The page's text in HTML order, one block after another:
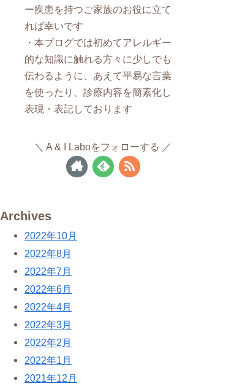
ー疾患を持つご家族のお役に立て
れば幸いです
・本ブログでは初めてアレルギー
的な知識に触れる方々に少しでも
伝わるように、あえて平易な言葉
を使ったり、診療内容を簡素化し
表現・表記しております
A & I Laboをフォローする
Archives
2022年10月
2022年8月
2022年7月
2022年6月
2022年4月
2022年3月
2022年2月
2022年1月
2021年12月